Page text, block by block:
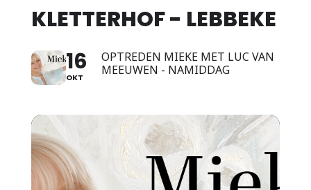
KLETTERHOF - LEBBEKE
16
OKT
OPTREDEN MIEKE MET LUC VAN
MEEUWEN - NAMIDDAG